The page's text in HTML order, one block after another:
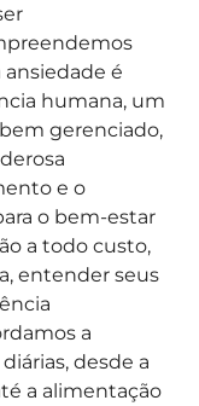
é
humana, um
gerenciado,
e o
o bem-estar
a todo custo,
entender seus
a
desde a
a alimentação